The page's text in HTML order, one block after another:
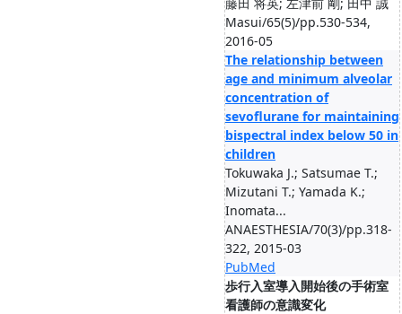
Masui/65(5)/pp.530-534,
2016-05
The relationship between
age and minimum alveolar
concentration of
sevoflurane for maintaining
bispectral index below 50 in
children
Tokuwaka J.; Satsumae T.;
Mizutani T.; Yamada K.;
Inomata...
ANAESTHESIA/70(3)/pp.318-
322, 2015-03
PubMed
歩行入室導入開始後の手術室
看護師の意識変化